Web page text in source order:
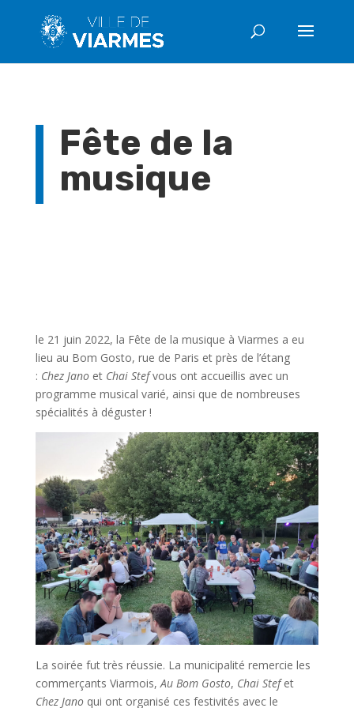
Fête de la
musique
le 21 juin 2022, la Fête de la musique à Viarmes a eu
lieu au Bom Gosto, rue de Paris et près de l’étang
: Chez Janoet Chai Stefvous ont accueillis avec un
programme musical varié, ainsi que de nombreuses
spécialités à déguster !
La soirée fut très réussie. La municipalité remercie les
commerçants Viarmois, Au Bom Gosto, Chai Stefet
Chez Janoqui ont organisé ces festivités avec le